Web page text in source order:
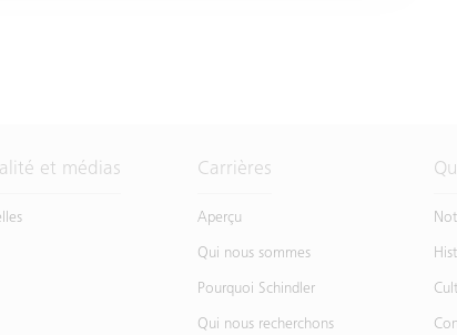
et médias Carrières
Aperçu
Qui nous sommes
Pourquoi Schindler
Qui nous recherchons